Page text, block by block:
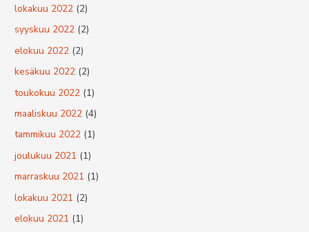
lokakuu 2022 (2)
syyskuu 2022 (2)
elokuu 2022 (2)
kesäkuu 2022 (2)
toukokuu 2022 (1)
maaliskuu 2022 (4)
tammikuu 2022 (1)
joulukuu 2021 (1)
marraskuu 2021 (1)
lokakuu 2021 (2)
elokuu 2021 (1)